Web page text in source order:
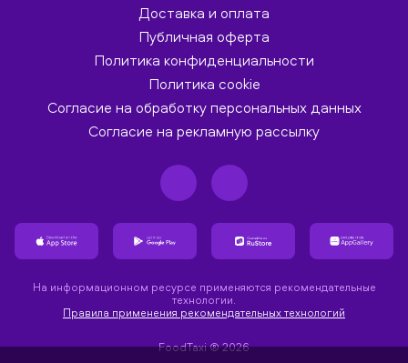
Доставка и оплата
Публичная оферта
Политика конфиденциальности
Политика cookie
Согласие на обработку персональных данных
Согласие на рекламную рассылку
На информационном ресурсе применяются рекомендательные
технологии.
Правила применения рекомендательных технологий
FoodTaxi ® 2026